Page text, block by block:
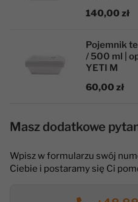
140,00 zł
Pojemnik
/ 500 ml |
YETI M
60,00 zł
Masz dodatkowe
Wpisz w formularzu swój
Ciebie i postaramy się Ci